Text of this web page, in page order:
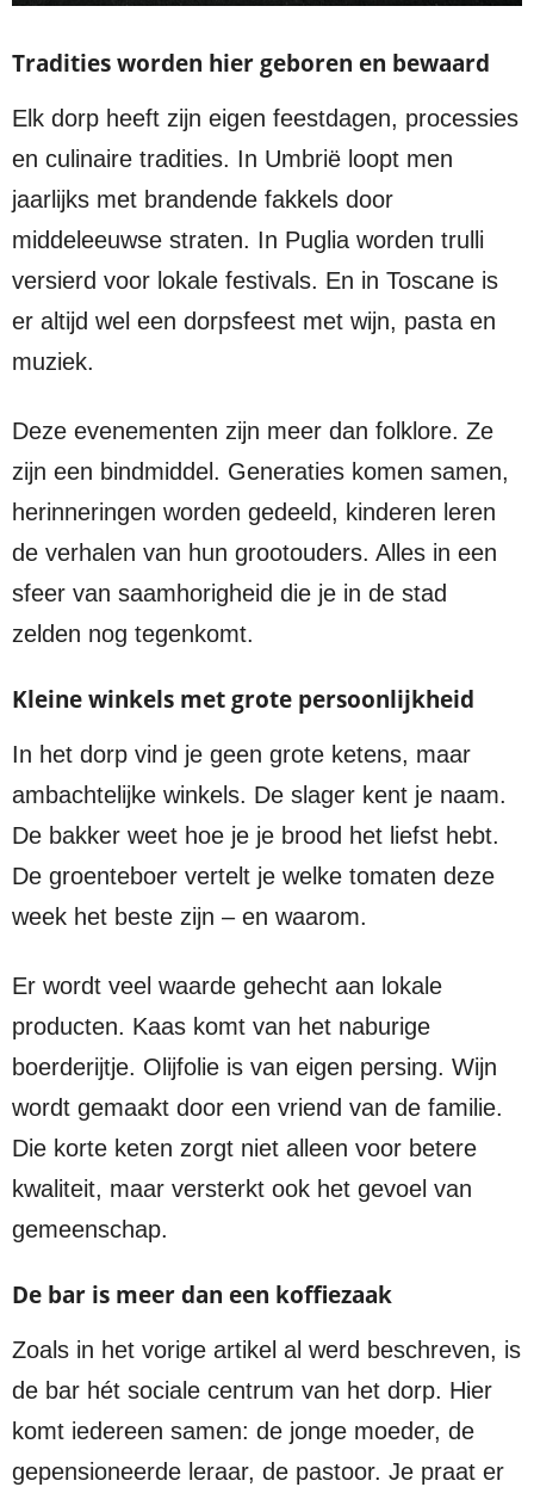
Tradities worden hier geboren en bewaard
Elk dorp heeft zijn eigen feestdagen, processies
en culinaire tradities. In Umbrië loopt men
jaarlijks met brandende fakkels door
middeleeuwse straten. In Puglia worden trulli
versierd voor lokale festivals. En in Toscane is
er altijd wel een dorpsfeest met wijn, pasta en
muziek.
Deze evenementen zijn meer dan folklore. Ze
zijn een bindmiddel. Generaties komen samen,
herinneringen worden gedeeld, kinderen leren
de verhalen van hun grootouders. Alles in een
sfeer van saamhorigheid die je in de stad
zelden nog tegenkomt.
Kleine winkels met grote persoonlijkheid
In het dorp vind je geen grote ketens, maar
ambachtelijke winkels. De slager kent je naam.
De bakker weet hoe je je brood het liefst hebt.
De groenteboer vertelt je welke tomaten deze
week het beste zijn – en waarom.
Er wordt veel waarde gehecht aan lokale
producten. Kaas komt van het naburige
boerderijtje. Olijfolie is van eigen persing. Wijn
wordt gemaakt door een vriend van de familie.
Die korte keten zorgt niet alleen voor betere
kwaliteit, maar versterkt ook het gevoel van
gemeenschap.
De bar is meer dan een koffiezaak
Zoals in het vorige artikel al werd beschreven, is
de bar hét sociale centrum van het dorp. Hier
komt iedereen samen: de jonge moeder, de
gepensioneerde leraar, de pastoor. Je praat er